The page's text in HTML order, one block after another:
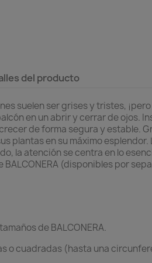
del producto
suelen ser grises y tristes,
en un abrir y cerrar de ojos.
de forma segura y estable.
plantas en su máximo
la atención se centra en lo
BALCONERA (disponibles por
de BALCONERA.
o cuadradas (hasta una